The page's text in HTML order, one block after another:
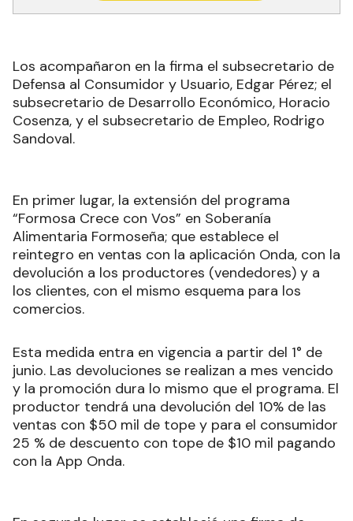
Los acompañaron en la firma el subsecretario de
Defensa al Consumidor y Usuario, Edgar Pérez; el
subsecretario de Desarrollo Económico, Horacio
Cosenza, y el subsecretario de Empleo, Rodrigo
Sandoval.
En primer lugar, la extensión del programa
“Formosa Crece con Vos” en Soberanía
Alimentaria Formoseña; que establece el
reintegro en ventas con la aplicación Onda, con la
devolución a los productores (vendedores) y a
los clientes, con el mismo esquema para los
comercios.
Esta medida entra en vigencia a partir del 1° de
junio. Las devoluciones se realizan a mes vencido
y la promoción dura lo mismo que el programa. El
productor tendrá una devolución del 10% de las
ventas con $50 mil de tope y para el consumidor
25 % de descuento con tope de $10 mil pagando
con la App Onda.